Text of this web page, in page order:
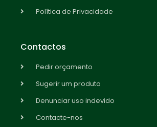
Política de Privacidade
Contactos
Pedir orçamento
Sugerir um produto
Denunciar uso indevido
Contacte-nos